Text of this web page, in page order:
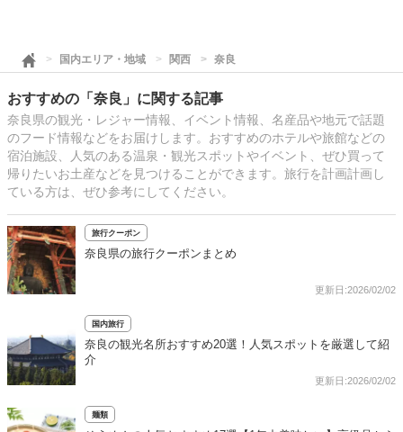
国内エリア・地域 関西 奈良
おすすめの「奈良」に関する記事
奈良県の観光・レジャー情報、イベント情報、名産品や地元で話題
のフード情報などをお届けします。おすすめのホテルや旅館などの
宿泊施設、人気のある温泉・観光スポットやイベント、ぜひ買って
帰りたいお土産などを見つけることができます。旅行を計画計画し
ている方は、ぜひ参考にしてください。
旅行クーポン
奈良県の旅行クーポンまとめ
更新日:2026/02/02
国内旅行
奈良の観光名所おすすめ20選！人気スポットを厳選して紹
介
更新日:2026/02/02
麺類